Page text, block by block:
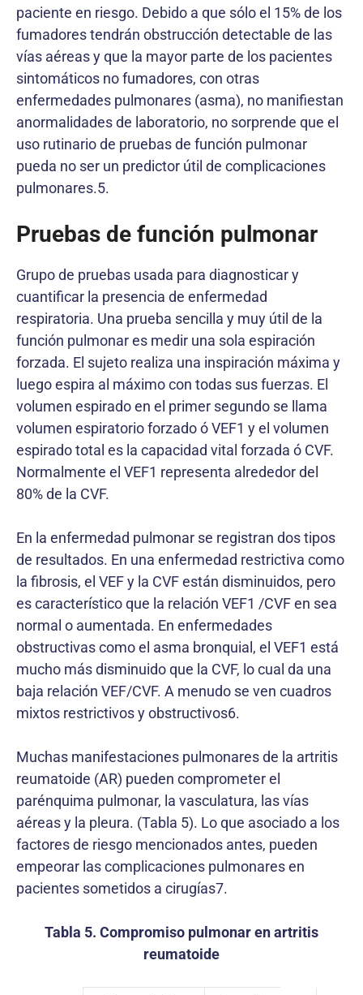
paciente en riesgo. Debido a que sólo el 15% de los
fumadores tendrán obstrucción detectable de las
vías aéreas y que la mayor parte de los pacientes
sintomáticos no fumadores, con otras
enfermedades pulmonares (asma), no manifiestan
anormalidades de laboratorio, no sorprende que el
uso rutinario de pruebas de función pulmonar
pueda no ser un predictor útil de complicaciones
pulmonares.5.
Pruebas de función pulmonar
Grupo de pruebas usada para diagnosticar y
cuantificar la presencia de enfermedad
respiratoria. Una prueba sencilla y muy útil de la
función pulmonar es medir una sola espiración
forzada. El sujeto realiza una inspiración máxima y
luego espira al máximo con todas sus fuerzas. El
volumen espirado en el primer segundo se llama
volumen espiratorio forzado ó VEF1 y el volumen
espirado total es la capacidad vital forzada ó CVF.
Normalmente el VEF1 representa alrededor del
80% de la CVF.
En la enfermedad pulmonar se registran dos tipos
de resultados. En una enfermedad restrictiva como
la fibrosis, el VEF y la CVF están disminuidos, pero
es característico que la relación VEF1 /CVF en sea
normal o aumentada. En enfermedades
obstructivas como el asma bronquial, el VEF1 está
mucho más disminuido que la CVF, lo cual da una
baja relación VEF/CVF. A menudo se ven cuadros
mixtos restrictivos y obstructivos6.
Muchas manifestaciones pulmonares de la artritis
reumatoide (AR) pueden comprometer el
parénquima pulmonar, la vasculatura, las vías
aéreas y la pleura. (Tabla 5). Lo que asociado a los
factores de riesgo mencionados antes, pueden
empeorar las complicaciones pulmonares en
pacientes sometidos a cirugías7.
Tabla 5. Compromiso pulmonar en artritis
reumatoide